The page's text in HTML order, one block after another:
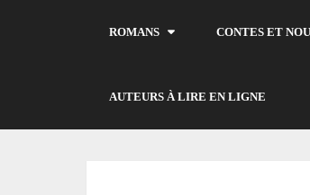
ROMANS CONTES ET
AUTEURS À LIRE EN LIGNE